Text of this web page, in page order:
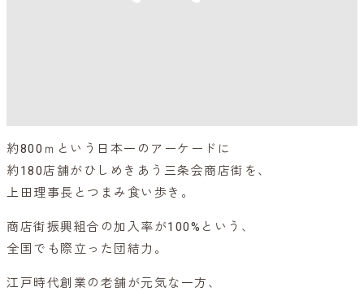
約800ｍという日本一のアーケードに
約180店舗がひしめきあう三条会商店街を、
上田理事長とつまみ食い歩き。
商店街振興組合の加入率が100%という、
全国でも際立った団結力。
江戸時代創業の老舗が元気な一方、